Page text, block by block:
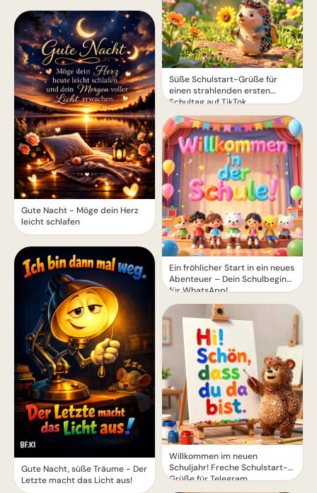
Gute Nacht - Möge dein Herz
leicht schlafen
Gute Nacht, süße Träume - Der
Letzte macht das Licht aus!
Süße Schulstart-Grüße für
einen strahlenden ersten
Schultag auf TikTok
Ein fröhlicher Start in ein neues
Abenteuer – Dein Schulbeginn
für WhatsApp!
Willkommen im neuen
Schuljahr! Freche Schulstart-
Grüße für Telegram